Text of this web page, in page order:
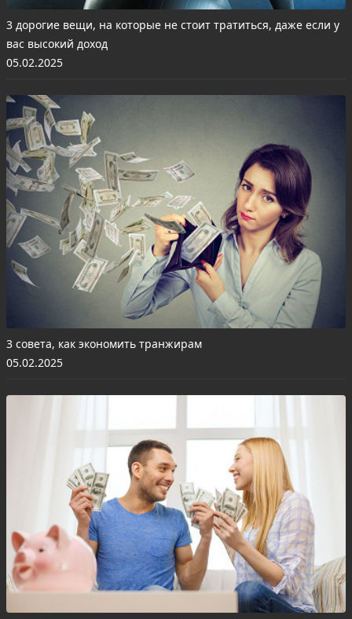
3 дорогие вещи, на которые не стоит тратиться, даже если у
вас высокий доход
05.02.2025
3 совета, как экономить транжирам
05.02.2025